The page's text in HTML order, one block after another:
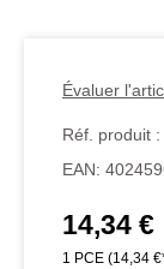
Évaluer
Réf. produit :
EAN:
Prix régulier :
14,34 €
1 PCE (14,34